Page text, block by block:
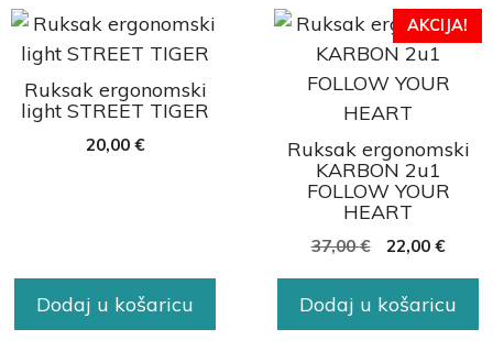
Ruksak ergonomski
light STREET TIGER
20,00 €
Dodaj u košaricu
AKCIJA!
Ruksak ergonomski
KARBON 2u1
FOLLOW YOUR
HEART
37,00€ 22,00 €
Dodaj u košaricu